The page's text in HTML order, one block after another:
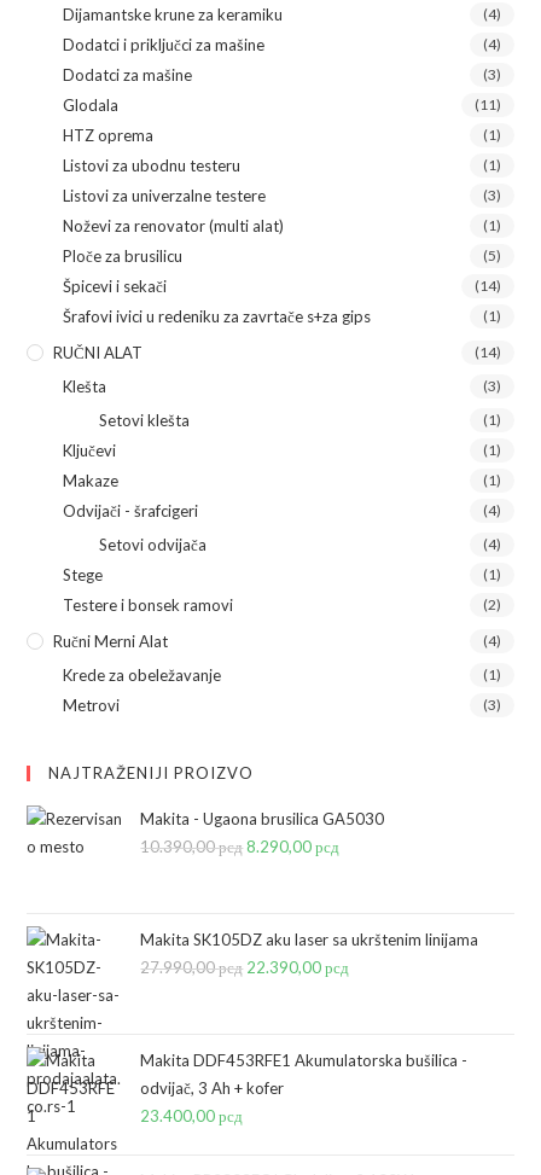
Dijamantske krune za keramiku (4)
Dodatci i priključci za mašine (4)
Dodatci za mašine (3)
Glodala (11)
HTZ oprema (1)
Listovi za ubodnu testeru (1)
Listovi za univerzalne testere (3)
Noževi za renovator (multi alat) (1)
Ploče za brusilicu (5)
Špicevi i sekači (14)
Šrafovi ivici u redeniku za zavrtače s+za gips (1)
RUČNI ALAT (14)
Klešta (3)
Setovi klešta (1)
Ključevi (1)
Makaze (1)
Odvijači - šrafcigeri (4)
Setovi odvijača (4)
Stege (1)
Testere i bonsek ramovi (2)
Ručni Merni Alat (4)
Krede za obeležavanje (1)
Metrovi (3)
NAJTRAŽENIJI PROIZVO
Makita - Ugaona brusilica GA5030
10.390,00рсдOriginalna
bila:
10.390,00 рсд.
8.290,00рсд
8.290,00 рсд.
Makita SK105DZ aku laser sa ukrštenim linijama
27.990,00рсд Originalna
bila:
27.990,00 рсд.
22.390,00рсд
22.390,00 рсд.
Makita DDF453RFE1 Akumulatorska bušilica -
odvijač, 3 Ah + kofer
23.400,00рсд